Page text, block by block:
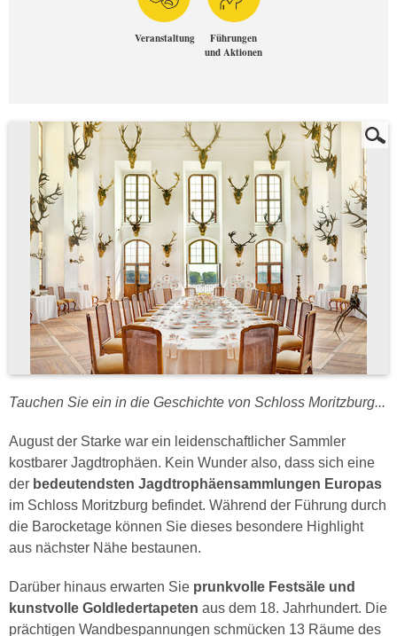
Veranstaltung
Führungen
und Aktionen
Tauchen Sie ein in die Geschichte von Schloss Moritzburg...
August der Starke war ein leidenschaftlicher Sammler
kostbarer Jagdtrophäen. Kein Wunder also, dass sich eine
der bedeutendsten Jagdtrophäensammlungen Europas
im Schloss Moritzburg befindet. Während der Führung durch
die Barocketage können Sie dieses besondere Highlight
aus nächster Nähe bestaunen.
Darüber hinaus erwarten Sie prunkvolle Festsäle und
kunstvolle Goldledertapeten aus dem 18. Jahrhundert. Die
prächtigen Wandbespannungen schmücken 13 Räume des